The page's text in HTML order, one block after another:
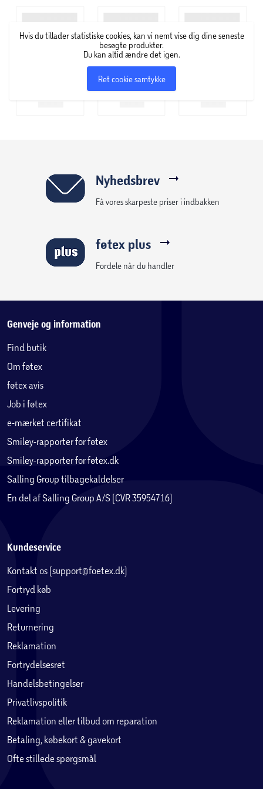
Eksperimentet blev startskuddet på Maybelline New York,
som blev skiftet af Mabels bror, Tom Lyle Williams i 1917. I
dag er Maybelline New York et af de førende makeup-
brands i over 120 lande i verden. New Yorker-filosofien er
klar og enkel; Maybelline New York har fingeren på pulsen,
og deres produkter skal sætte nye aftryk – både i
Hvis du tillader statistiske cookies, kan vi nemt vise dig dine seneste
besøgte produkter.
Du kan altid ændre det igen.
Ret cookie samtykke
Nyhedsbrev
Få vores skarpeste priser i indbakken
føtex plus
Fordele når du handler
Genveje og information
Find butik
Om føtex
føtex avis
Job i føtex
e-mærket certifikat
Smiley-rapporter for føtex
Smiley-rapporter for føtex.dk
Salling Group tilbagekaldelser
En del af Salling Group A/S (CVR 35954716)
Kundeservice
Kontakt os (support@foetex.dk)
Fortryd køb
Levering
Returnering
Reklamation
Fortrydelsesret
Handelsbetingelser
Privatlivspolitik
Reklamation eller tilbud om reparation
Betaling, købekort & gavekort
Ofte stillede spørgsmål